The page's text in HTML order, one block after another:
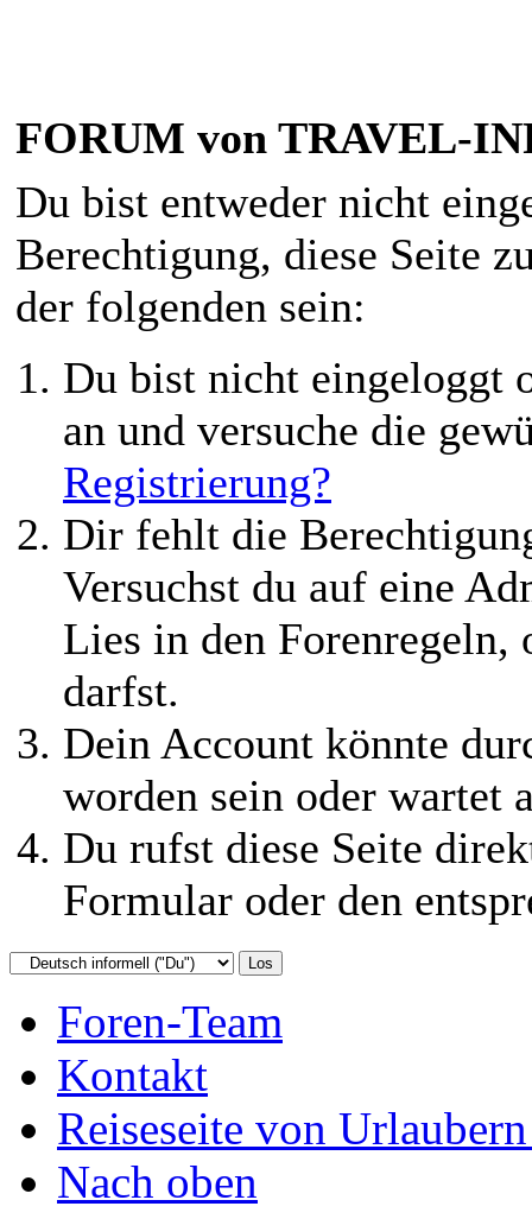
FORUM von TRAVEL-
Du bist entweder nicht
Berechtigung, diese Seite
der folgenden sein:
Du bist nicht eingeloggt
an und versuche die
Registrierung?
Dir fehlt die
Versuchst du auf eine
Lies in den Forenregeln,
darfst.
Dein Account könnte
worden sein oder wartet
Du rufst diese Seite
Formular oder den
Foren-Team
Kontakt
Reiseseite von
Nach oben